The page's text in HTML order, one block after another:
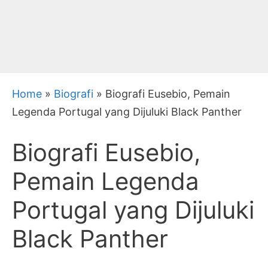
Home » Biografi » Biografi Eusebio, Pemain
Legenda Portugal yang Dijuluki Black Panther
Biografi Eusebio,
Pemain Legenda
Portugal yang Dijuluki
Black Panther